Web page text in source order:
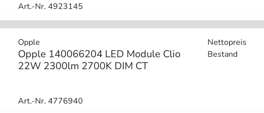
Art.-Nr. 4923145
Opple
Opple 140066204 LED Module Clio
22W 2300lm 2700K DIM CT
Art.-Nr. 4776940
Nettopreis
Bestand